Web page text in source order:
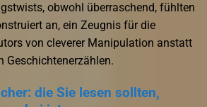
obwohl überraschend, fühlten
an, ein Zeugnis für die
von cleverer Manipulation anstatt
Geschichtenerzählen.
die Sie lesen sollten,